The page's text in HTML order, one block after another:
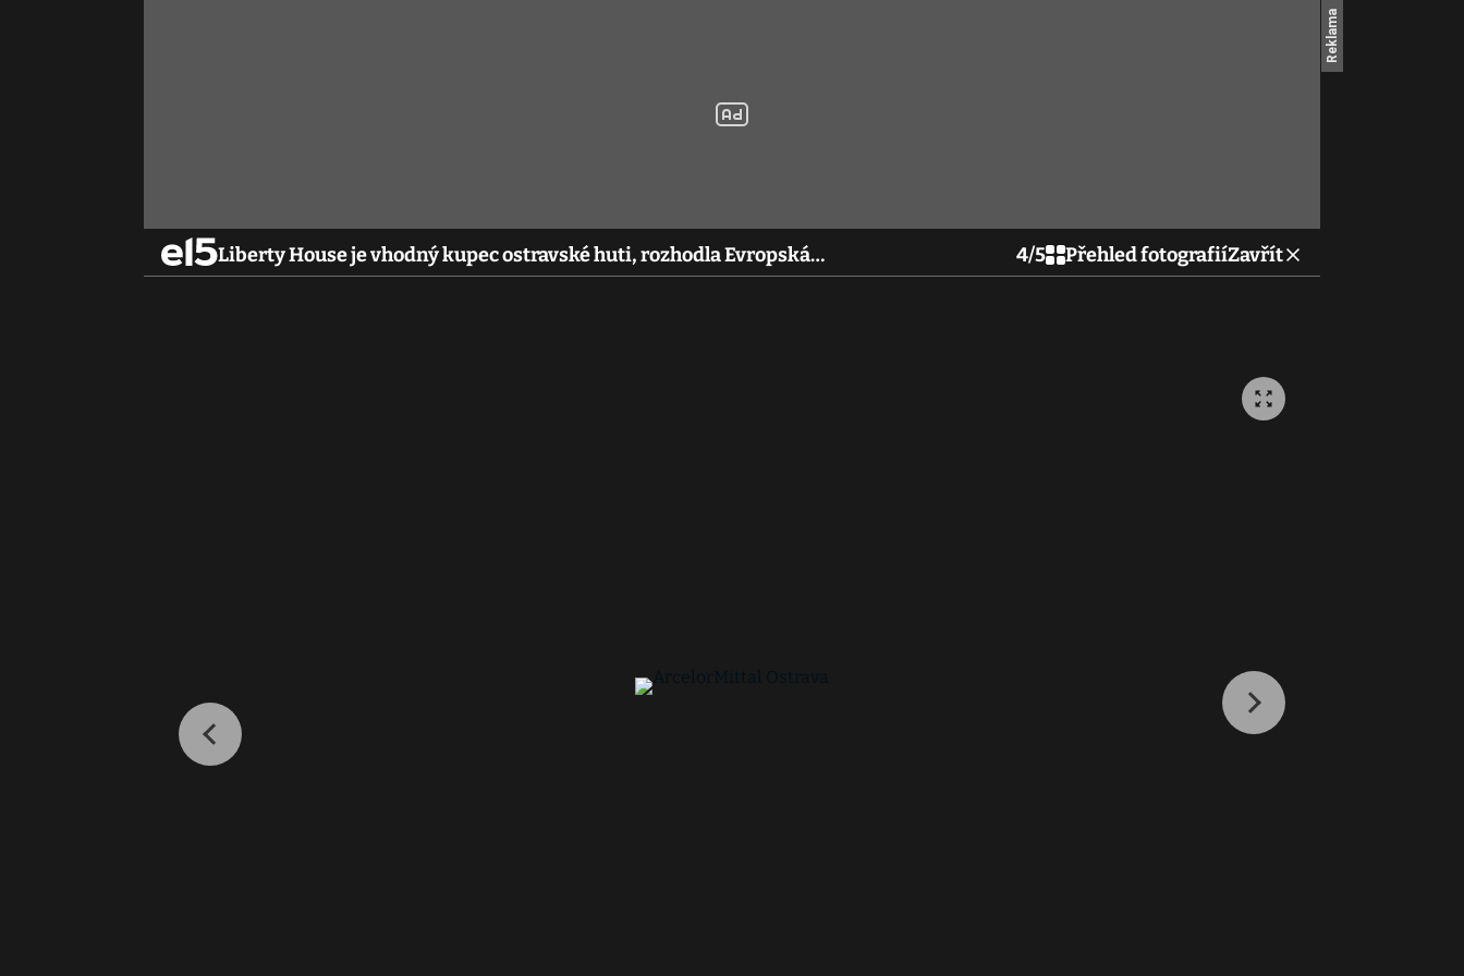
Liberty House je vhodný kupec ostravské huti, rozhodla Evropská… 4/5 Přehled fotografiíZavřít